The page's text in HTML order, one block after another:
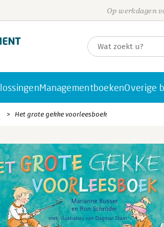
Op werkdagen
ManagementboekenOverige
Het grote gekke voorleesboek